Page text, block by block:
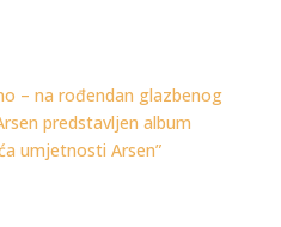
– na rođendan glazbenog
predstavljen album
umjetnosti Arsen”